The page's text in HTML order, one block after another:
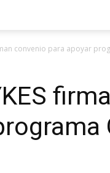
convenio para apoyar